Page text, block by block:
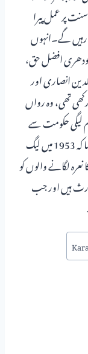
پر عمل پیرا
رہیں گے۔انہوں
افضل حق،
انصاری اور
تھی، وہ رواں
لیگی حکومت سے
خیر کی توقع رکھنا احمقوں کی نشانی ہے۔انہوں نے کہا کہ 1953 میں لیگ
لگانے والوں کو
ہیں اور جب